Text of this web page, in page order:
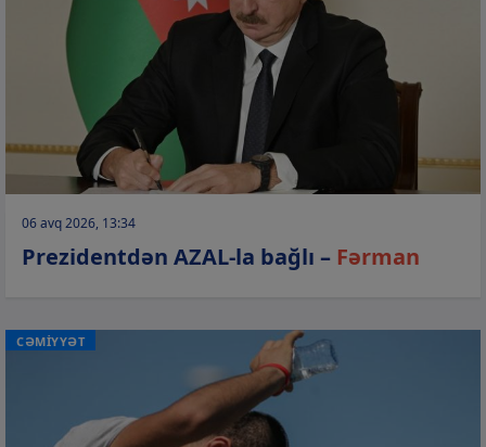
06 avq 2026, 13:34
Prezidentdən AZAL-la bağlı – Fərman
CƏMİYYƏT